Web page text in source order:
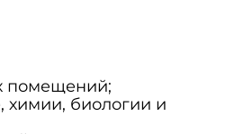
помещений;
химии, биологии и